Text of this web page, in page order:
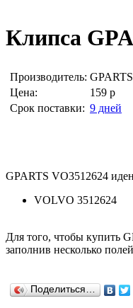
Клипса
Производитель: GPARTS
Цена:
159 р
Срок поставки: 9 дней
GPARTS VO3512624
VOLVO 3512624
Для того, чтобы купить
заполнив несколько
Поделиться…